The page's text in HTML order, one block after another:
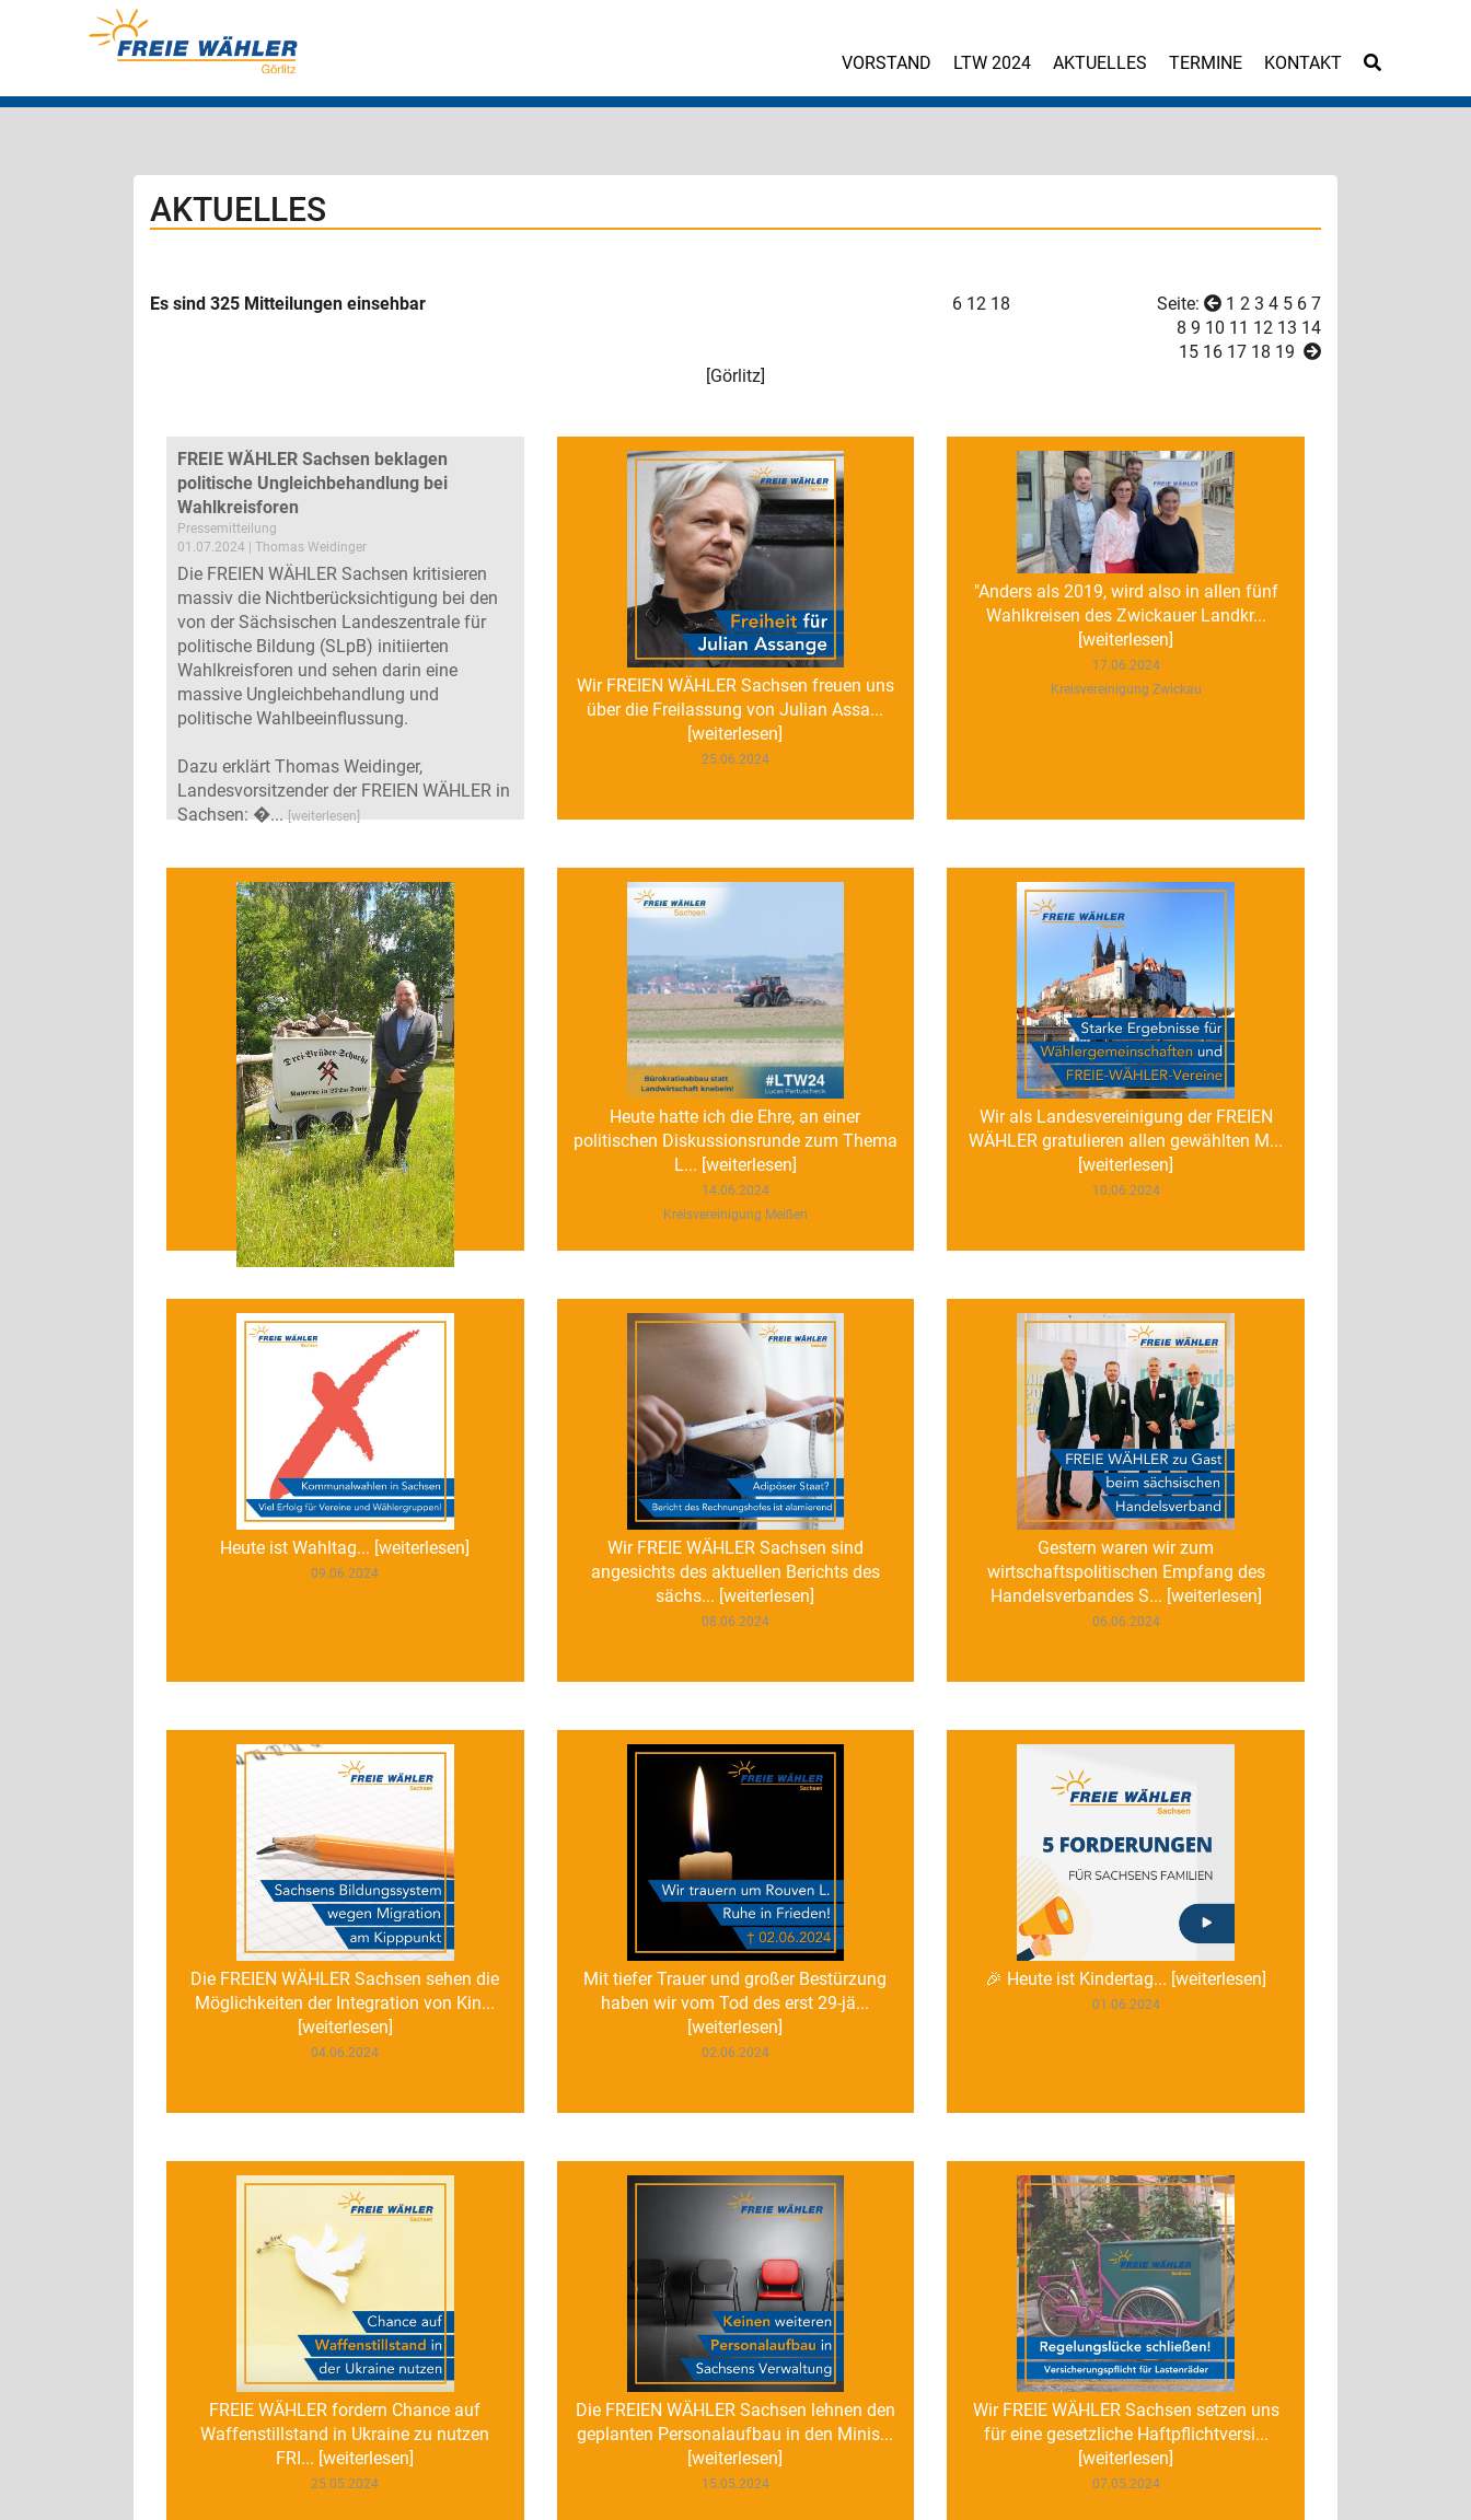
VORSTAND LTW 2024 AKTUELLES TERMINE KONTAKT
AKTUELLES
Es sind 325 Mitteilungen einsehbar 6 12 18 Seite: 1 2 3 4 5 6 7
8 9 10 11 12 13 14
15 16 17 18 19
[Görlitz]
FREIE WÄHLER Sachsen beklagen
politische Ungleichbehandlung bei
Wahlkreisforen
Pressemitteilung
01.07.2024 | Thomas Weidinger
Die FREIEN WÄHLER Sachsen kritisieren
massiv die Nichtberücksichtigung bei den
von der Sächsischen Landeszentrale für
politische Bildung (SLpB) initiierten
Wahlkreisforen und sehen darin eine
massive Ungleichbehandlung und
politische Wahlbeeinflussung.
Dazu erklärt Thomas Weidinger,
Landesvorsitzender der FREIEN WÄHLER in
Sachsen: �...[weiterlesen]
Wir FREIEN WÄHLER Sachsen freuen uns
über die Freilassung von Julian Assa...
[weiterlesen]
25.06.2024
"Anders als 2019, wird also in allen fünf
Wahlkreisen des Zwickauer Landkr...
[weiterlesen]
17.06.2024
Kreisvereinigung Zwickau
MDR-Kandidatencheck abgedreht...
[weiterlesen]
16.06.2024
Kreisvereinigung Mittelsachsen
Heute hatte ich die Ehre, an einer
politischen Diskussionsrunde zum Thema
L... [weiterlesen]
14.06.2024
Kreisvereinigung Meißen
Wir als Landesvereinigung der FREIEN
WÄHLER gratulieren allen gewählten M...
[weiterlesen]
10.06.2024
Heute ist Wahltag... [weiterlesen]
09.06.2024
Wir FREIE WÄHLER Sachsen sind
angesichts des aktuellen Berichts des
sächs... [weiterlesen]
08.06.2024
Gestern waren wir zum
wirtschaftspolitischen Empfang des
Handelsverbandes S... [weiterlesen]
06.06.2024
Die FREIEN WÄHLER Sachsen sehen die
Möglichkeiten der Integration von Kin...
[weiterlesen]
04.06.2024
Mit tiefer Trauer und großer Bestürzung
haben wir vom Tod des erst 29-jä...
[weiterlesen]
02.06.2024
🎉 Heute ist Kindertag... [weiterlesen]
01.06.2024
FREIE WÄHLER fordern Chance auf
Waffenstillstand in Ukraine zu nutzen
FRI... [weiterlesen]
25.05.2024
Die FREIEN WÄHLER Sachsen lehnen den
geplanten Personalaufbau in den Minis...
[weiterlesen]
15.05.2024
Wir FREIE WÄHLER Sachsen setzen uns
für eine gesetzliche Haftpflichtversi...
[weiterlesen]
07.05.2024